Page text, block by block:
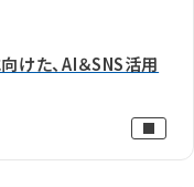
けた、AI＆SNS活用